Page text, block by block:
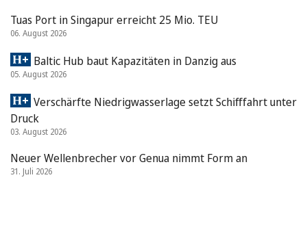
Tuas Port in Singapur erreicht 25 Mio. TEU
06. August 2026
Baltic Hub baut Kapazitäten in Danzig aus
05. August 2026
Verschärfte Niedrigwasserlage setzt Schifffahrt unter
Druck
03. August 2026
Neuer Wellenbrecher vor Genua nimmt Form an
31. Juli 2026